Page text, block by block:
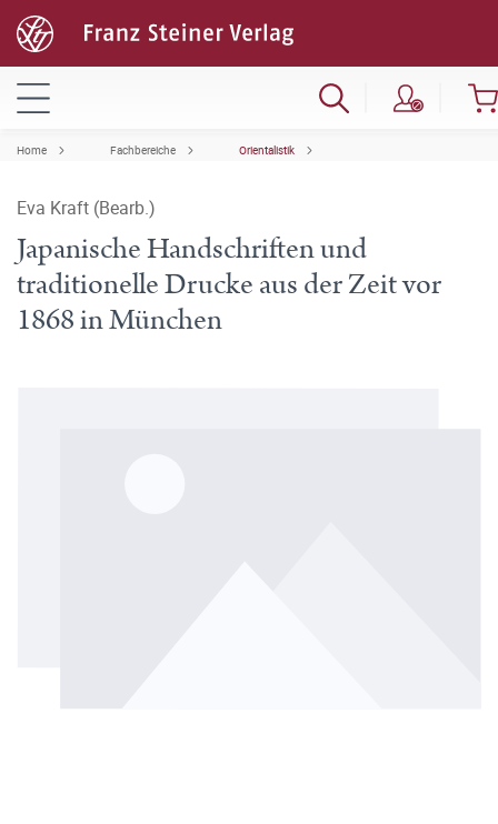
Home Fachbereiche Orientalistik
Eva Kraft (Bearb.)
Japanische Handschriften und
traditionelle Drucke aus der Zeit vor
1868 in München